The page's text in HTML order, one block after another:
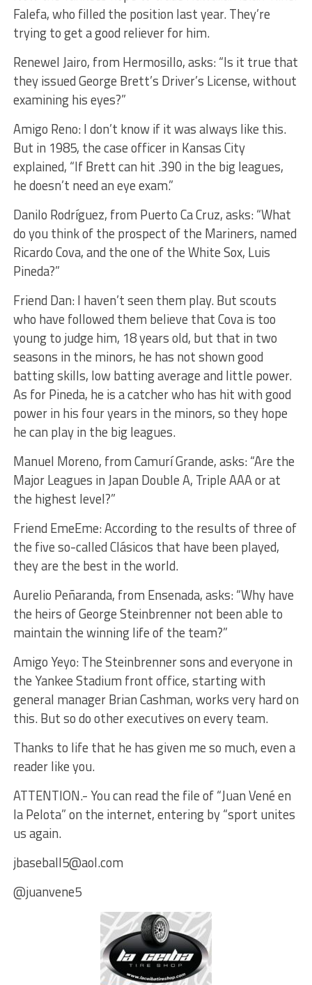
Falefa, who filled the position last year. They’re
trying to get a good reliever for him.
Renewel Jairo, from Hermosillo, asks: “Is it true that
they issued George Brett’s Driver’s License, without
examining his eyes?”
Amigo Reno: I don’t know if it was always like this.
But in 1985, the case officer in Kansas City
explained, “If Brett can hit .390 in the big leagues,
he doesn’t need an eye exam.”
Danilo Rodríguez, from Puerto Ca Cruz, asks: “What
do you think of the prospect of the Mariners, named
Ricardo Cova, and the one of the White Sox, Luis
Pineda?”
Friend Dan: I haven’t seen them play. But scouts
who have followed them believe that Cova is too
young to judge him, 18 years old, but that in two
seasons in the minors, he has not shown good
batting skills, low batting average and little power.
As for Pineda, he is a catcher who has hit with good
power in his four years in the minors, so they hope
he can play in the big leagues.
Manuel Moreno, from Camurí Grande, asks: “Are the
Major Leagues in Japan Double A, Triple AAA or at
the highest level?”
Friend EmeEme: According to the results of three of
the five so-called Clásicos that have been played,
they are the best in the world.
Aurelio Peñaranda, from Ensenada, asks: “Why have
the heirs of George Steinbrenner not been able to
maintain the winning life of the team?”
Amigo Yeyo: The Steinbrenner sons and everyone in
the Yankee Stadium front office, starting with
general manager Brian Cashman, works very hard on
this. But so do other executives on every team.
Thanks to life that he has given me so much, even a
reader like you.
ATTENTION.- You can read the file of “Juan Vené en
la Pelota” on the internet, entering by “sport unites
us again.
jbaseball5@aol.com
@juanvene5